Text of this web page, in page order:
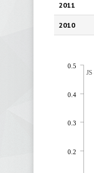
2011
2010
0.2
0.3
0.4
0.5